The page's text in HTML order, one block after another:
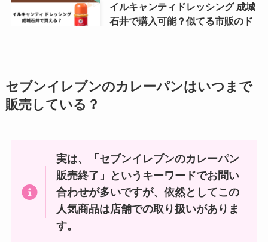
こで買える？
Amazonで買える？値段はいく
因島はっさくゼリーはどこで売っ
てる？東京ではどこで買える？ア
ルコール度数はどれ位？
イルキャンティドレッシング 成城
石井で購入可能？似てる市販のド
オランジーナ 販売中止の噂は本
当？リニューアル販売してる？
サクサクアーモンド 売ってる場所
はどこ？成城石井で買える？
セブンイレブンのカレーパンはいつまで
販売している？
実は、「セブンイレブンのカレーパン
販売終了」というキーワードでお問い
合わせが多いですが、依然としてこの
人気商品は店舗での取り扱いがありま
す。